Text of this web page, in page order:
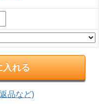
品など)